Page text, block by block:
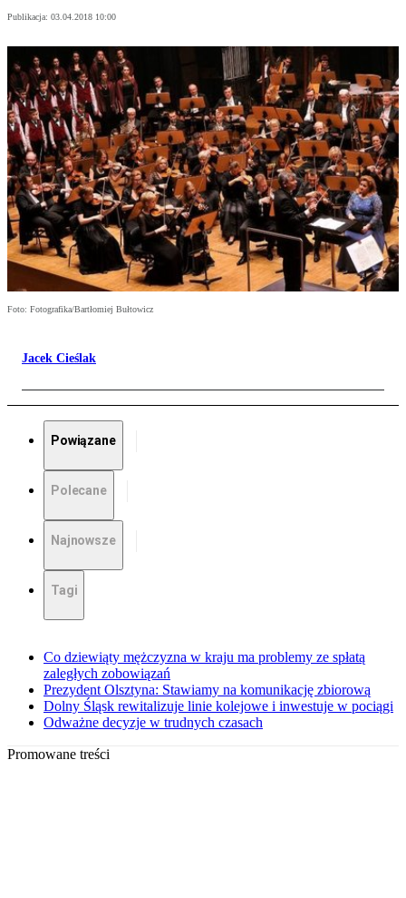
Publikacja: 03.04.2018 10:00
Foto: Fotografika/Bartłomiej Bułtowicz
Jacek Cieślak
Powiązane
Polecane
Najnowsze
Tagi
Co dziewiąty mężczyzna w kraju ma problemy ze spłatą
zaległych zobowiązań
Prezydent Olsztyna: Stawiamy na komunikację zbiorową
Dolny Śląsk rewitalizuje linie kolejowe i inwestuje w pociągi
Odważne decyzje w trudnych czasach
Promowane treści